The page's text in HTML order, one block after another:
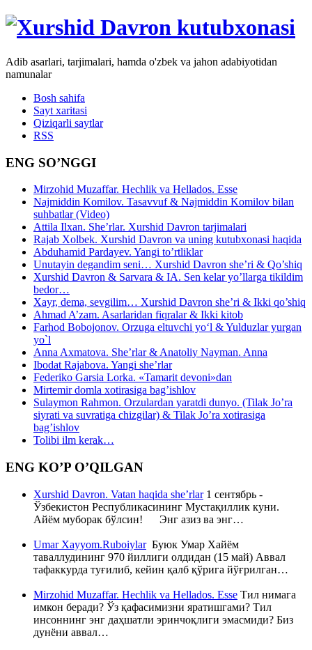
Adib asarlari, tarjimalari, hamda o'zbek va jahon adabiyotidan
namunalar
Bosh sahifa
Sayt xaritasi
Qiziqarli saytlar
RSS
ENG SO’NGGI
Mirzohid Muzaffar. Hechlik va Hellados. Esse
Najmiddin Komilov. Tasavvuf & Najmiddin Komilov bilan
suhbatlar (Video)
Attila Ilxan. She’rlar. Xurshid Davron tarjimalari
Rajab Xolbek. Xurshid Davron va uning kutubxonasi haqida
Abduhamid Pardayev. Yangi to’rtliklar
Unutayin degandim seni… Xurshid Davron she’ri & Qo’shiq
Xurshid Davron & Sarvara & IA. Sen kelar yo’llarga tikildim
bedor…
Xayr, dema, sevgilim… Xurshid Davron she’ri & Ikki qo’shiq
Ahmad A’zam. Asarlaridan fiqralar & Ikki kitob
Farhod Bobojonov. Orzuga eltuvchi yo‘l & Yulduzlar yurgan
yo`l
Anna Axmatova. She’rlar & Anatoliy Nayman. Anna
Ibodat Rajabova. Yangi she’rlar
Federiko Garsia Lorka. «Tamarit devoni»dan
Mirtemir domla xotirasiga bag’ishlov
Sulaymon Rahmon. Orzulardan yaratdi dunyo. (Tilak Jo’ra
siyrati va suvratiga chizgilar) & Tilak Jo’ra xotirasiga
bag’ishlov
Tolibi ilm kerak…
ENG KO’P O’QILGAN
Xurshid Davron. Vatan haqida she’rlar1 сентябрь -
Ўзбекистон Республикасининг Мустақиллик куни.
Айём муборак бўлсин! Энг азиз ва энг…
Umar Xayyom.RuboiylarБуюк Умар Хайём
таваллудининг 970 йиллиги олдидан (15 май) Аввал
тафаккурда туғилиб, кейин қалб қўрига йўғрилган…
Mirzohid Muzaffar. Hechlik va Hellados. Esse Тил нимага
имкон беради? Ўз қафасимизни яратишгами? Тил
инсоннинг энг даҳшатли эринчоқлиги эмасмиди? Биз
дунёни аввал…